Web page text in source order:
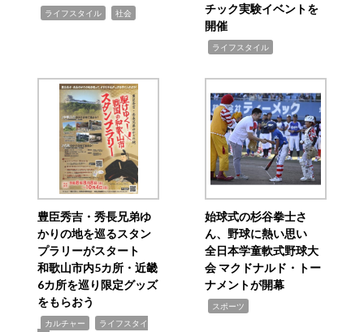
ライフスタイル 社会
チック実験イベントを
開催
ライフスタイル
豊臣秀吉・秀長兄弟ゆ
かりの地を巡るスタン
プラリーがスタート
和歌山市内5カ所・近畿
6カ所を巡り限定グッズ
をもらおう
カルチャー
ライフスタイ
始球式の杉谷拳士さ
ん、野球に熱い思い
全日本学童軟式野球大
会 マクドナルド・トー
ナメントが開幕
スポーツ